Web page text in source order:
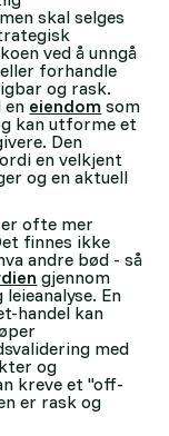
skal selges
ved å unngå
forhandle
og rask.
en eiendom som
kan utforme et
Den
en velkjent
og en aktuell
ofte mer
finnes ikke
andre bød - så
gjennom
leieanalyse. En
handel kan
med
og
kreve et "off-
er rask og